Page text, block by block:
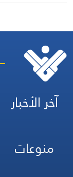
آخر الأخبار
منوعات